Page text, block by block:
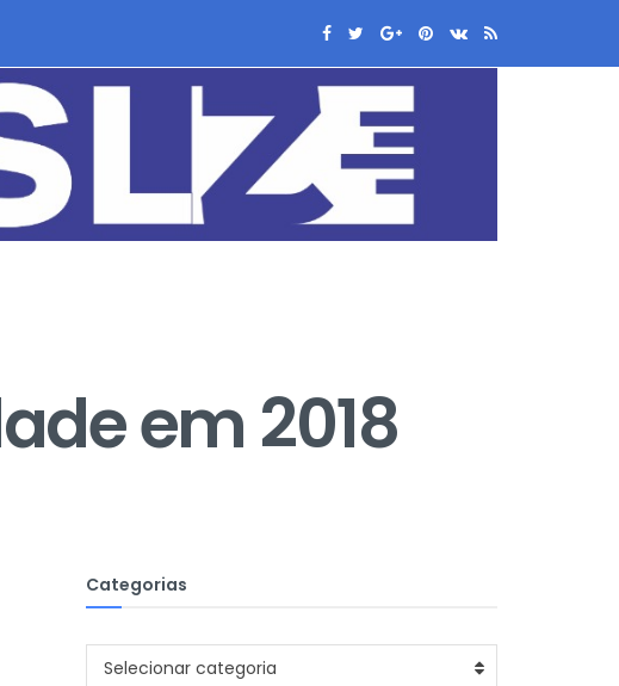
em 2018
Categorias
Categorias
Selecionar categoria